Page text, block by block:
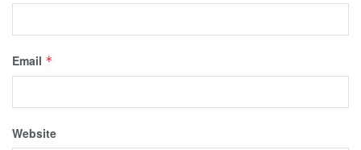
Email *
Website